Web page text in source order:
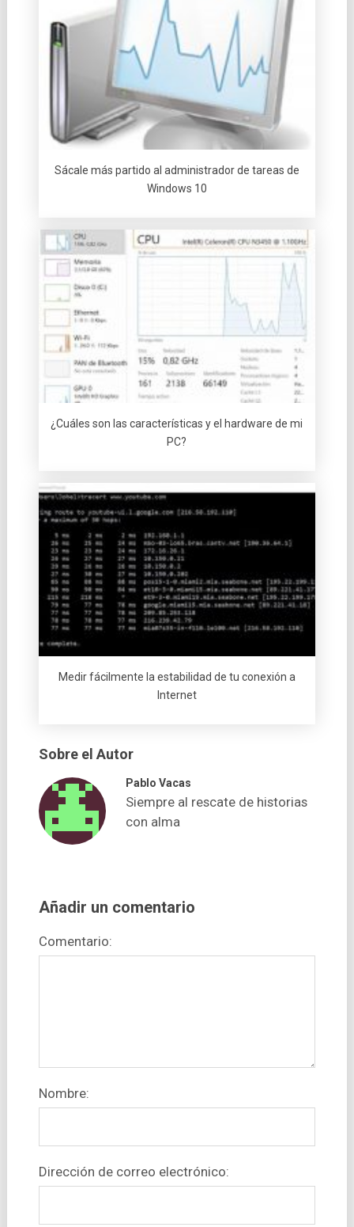
Sácale más partido al administrador de tareas de
Windows 10
¿Cuáles son las características y el hardware de mi
PC?
Medir fácilmente la estabilidad de tu conexión a
Internet
Sobre el Autor
Pablo Vacas
Siempre al rescate de historias
con alma
Añadir un comentario
Comentario:
Nombre:
Dirección de correo electrónico: